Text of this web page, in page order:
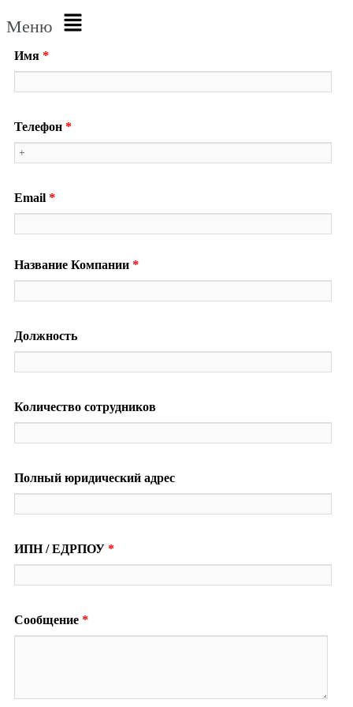
Меню
Имя *
Телефон *
Email *
Название Компании *
Должность
Количество сотрудников
Полный юридический адрес
ИПН / ЕДРПОУ *
Сообщение *